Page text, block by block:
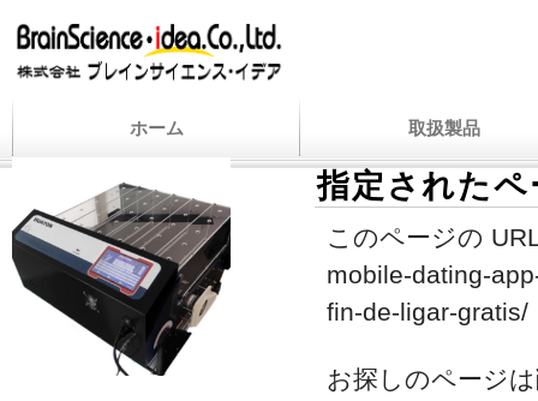
ホーム 取扱製品
指定された
このページの
mobile-dating-
fin-de-ligar-gratis/
お探しのページ